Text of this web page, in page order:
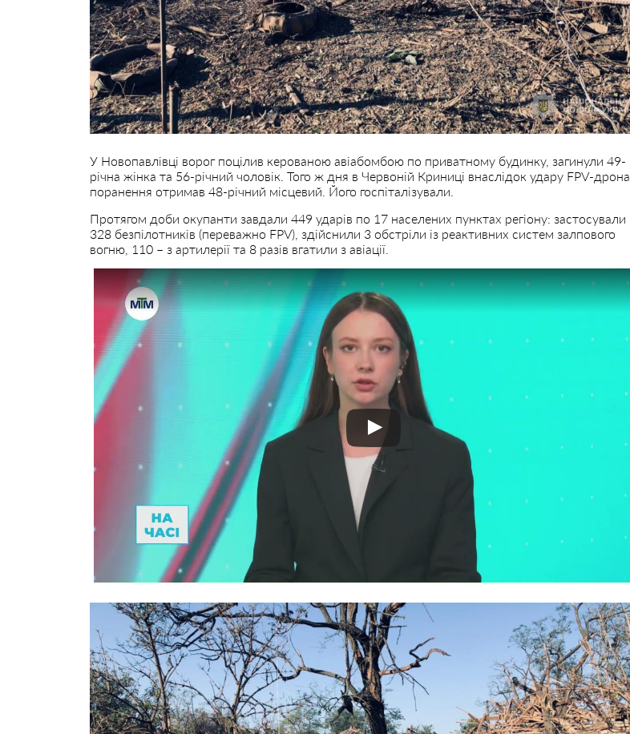
У Новопавлівці ворог поцілив керованою авіабомбою по приватному будинку, загинули 49-
річна жінка та 56-річний чоловік. Того ж дня в Червоній Криниці внаслідок удару FPV-дрона
поранення отримав 48-річний місцевий. Його госпіталізували.
Протягом доби окупанти завдали 449 ударів по 17 населених пунктах регіону: застосували
328 безпілотників (переважно FPV), здійснили 3 обстріли із реактивних систем залпового
вогню, 110 – з артилерії та 8 разів вгатили з авіації.